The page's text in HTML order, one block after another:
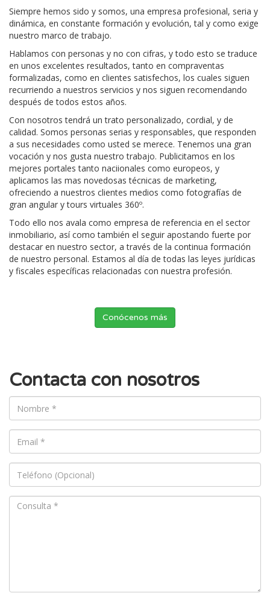
Siempre hemos sido y somos, una empresa profesional, seria y
dinámica, en constante formación y evolución, tal y como exige
nuestro marco de trabajo.
Hablamos con personas y no con cifras, y todo esto se traduce
en unos excelentes resultados, tanto en compraventas
formalizadas, como en clientes satisfechos, los cuales siguen
recurriendo a nuestros servicios y nos siguen recomendando
después de todos estos años.
Con nosotros tendrá un trato personalizado, cordial, y de
calidad. Somos personas serias y responsables, que responden
a sus necesidades como usted se merece. Tenemos una gran
vocación y nos gusta nuestro trabajo. Publicitamos en los
mejores portales tanto naciionales como europeos, y
aplicamos las mas novedosas técnicas de marketing,
ofreciendo a nuestros clientes medios como fotografías de
gran angular y tours virtuales 360º.
Todo ello nos avala como empresa de referencia en el sector
inmobiliario, así como también el seguir apostando fuerte por
destacar en nuestro sector, a través de la continua formación
de nuestro personal. Estamos al día de todas las leyes jurídicas
y fiscales específicas relacionadas con nuestra profesión.
Conócenos más
Contacta con nosotros